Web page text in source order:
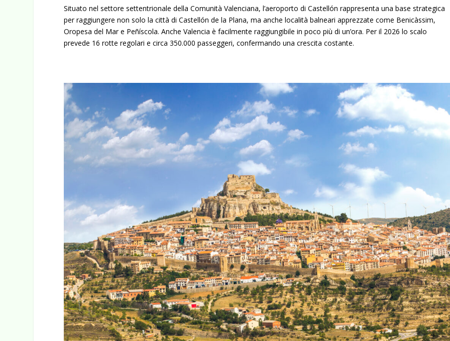
Situato nel settore settentrionale della Comunità Valenciana, l’aeroporto di Castellón rappresenta una base strategica
per raggiungere non solo la città di Castellón de la Plana, ma anche località balneari apprezzate come Benicàssim,
Oropesa del Mar e Peñíscola. Anche Valencia è facilmente raggiungibile in poco più di un’ora. Per il 2026 lo scalo
prevede 16 rotte regolari e circa 350.000 passeggeri, confermando una crescita costante.